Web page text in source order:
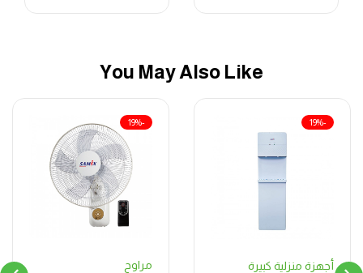
You May Also Like
أجهزة منزلية كبيرة
-19%
مراوح
-19%